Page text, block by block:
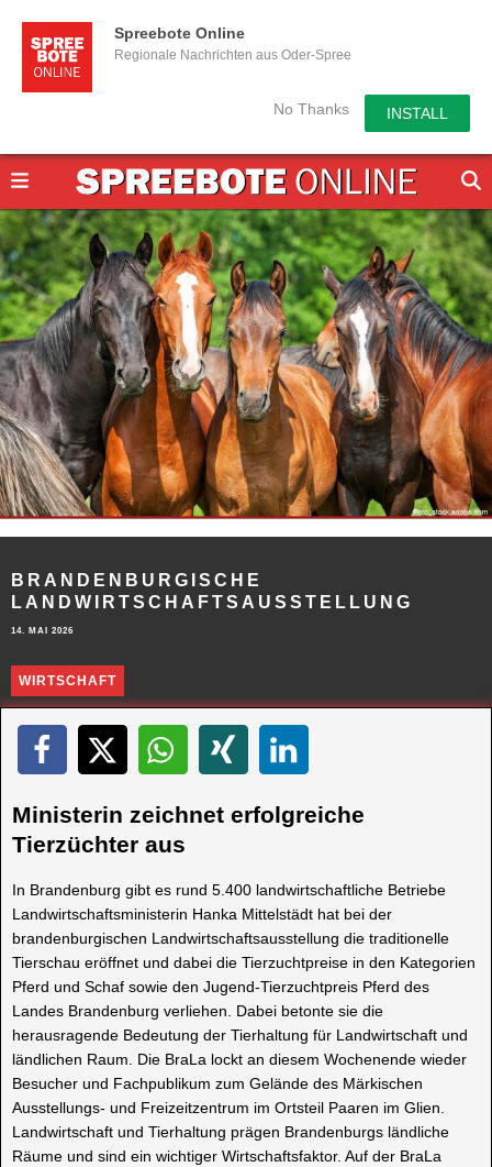
Spreebote Online
Regionale Nachrichten aus Oder-Spree
No Thanks INSTALL
BRANDENBURGISCHE
LANDWIRTSCHAFTSAUSSTELLUNG
14. MAI 2026
WIRTSCHAFT
Ministerin zeichnet erfolgreiche
Tierzüchter aus
In Brandenburg gibt es rund 5.400 landwirtschaftliche Betriebe
Landwirtschaftsministerin Hanka Mittelstädt hat bei der
brandenburgischen Landwirtschaftsausstellung die traditionelle
Tierschau eröffnet und dabei die Tierzuchtpreise in den Kategorien
Pferd und Schaf sowie den Jugend-Tierzuchtpreis Pferd des
Landes Brandenburg verliehen. Dabei betonte sie die
herausragende Bedeutung der Tierhaltung für Landwirtschaft und
ländlichen Raum. Die BraLa lockt an diesem Wochenende wieder
Besucher und Fachpublikum zum Gelände des Märkischen
Ausstellungs- und Freizeitzentrum im Ortsteil Paaren im Glien.
Landwirtschaft und Tierhaltung prägen Brandenburgs ländliche
Räume und sind ein wichtiger Wirtschaftsfaktor. Auf der BraLa